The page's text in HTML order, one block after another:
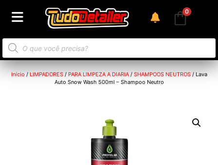
0
Início / LIMPADORES/ PARA LIMPEZA A DIARIA/ SHAMPOOS NEUTROS/ Lava
Auto Snow Wash 500ml – Shampoo Neutro